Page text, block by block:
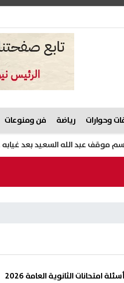
وحوارات رياضة فن ومنوعات
عبد الله السعيد بعد غيابه عن
امتحانات الثانوية العامة 2026